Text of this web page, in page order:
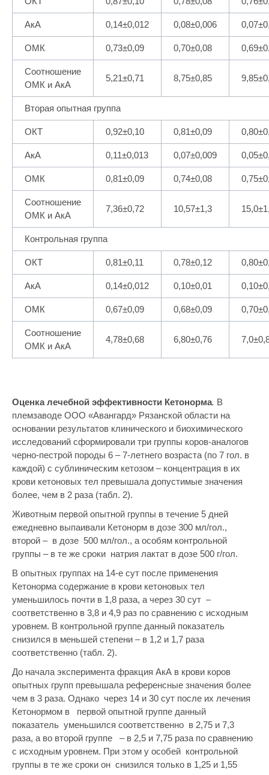
АкА 0,14±0,012 0,08±0,006
ОМК 0,73±0,09 0,70±0,08
Соотношение
ОМК и АкА
5,21±0,71 8,75±0,85
Вторая опытная группа
ОКТ 0,92±0,10 0,81±0,09
АкА 0,11±0,013 0,07±0,009
ОМК 0,81±0,09 0,74±0,08
Соотношение
ОМК и АкА
7,36±0,72 10,57±1,3
Контрольная группа
ОКТ 0,81±0,11 0,78±0,12
АкА 0,14±0,012 0,10±0,01
ОМК 0,67±0,09 0,68±0,09
Соотношение
ОМК и АкА
4,78±0,68 6,80±0,76
Оценка лечебной эффективности Кетонорма. В
племзаводе ООО «Авангард» Рязанской области на
основании результатов клинического и биохимического
исследований сформировали три группы коров-аналогов
черно-пестрой породы 6 – 7-летнего возраста (по 7 гол. в
каждой) с сублиническим кетозом – концентрация в их
крови кетоновых тел превышала допустимые значения
более, чем в 2 раза (табл. 2).
Животным первой опытной группы в течение 5 дней
ежедневно выпаивали Кетонорм в дозе 300 мл/гол.,
второй – в дозе 500 мл/гол., а особям контрольной
группы – в те же сроки натрия лактат в дозе 500 г/гол.
В опытных группах на 14-е сут после применения
Кетонорма содержание в крови кетоновых тел
уменьшилось почти в 1,8 раза, а через 30 сут –
соответственно в 3,8 и 4,9 раз по сравнению с исходным
уровнем. В контрольной группе данный показатель
снизился в меньшей степени – в 1,2 и 1,7 раза
соответственно (табл. 2).
До начала эксперимента фракция АкА в крови коров
опытных групп превышала референсные значения более
чем в 3 раза. Однако через 14 и 30 сут после их лечения
Кетонормом в первой опытной группе данный
показатель уменьшился соответственно в 2,75 и 7,3
раза, а во второй группе – в 2,5 и 7,75 раза по сравнению
с исходным уровнем. При этом у особей контрольной
группы в те же сроки он снизился только в 1,25 и 1,55